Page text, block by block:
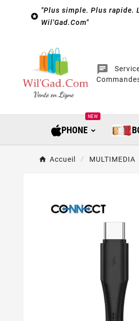

"Plus simple. Plus rapide.
Wil'Gad.Com"
chat
PHONE
NEW
Accueil MULTIMEDIA